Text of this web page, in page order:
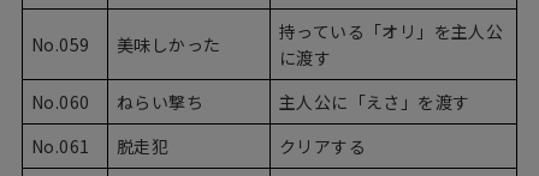
No.059 美味しかった
持っている「オリ」を主人公
に渡す
No.060
ねらい撃ち
主人公に「えさ」を渡す
No.061
脱走犯
クリアする